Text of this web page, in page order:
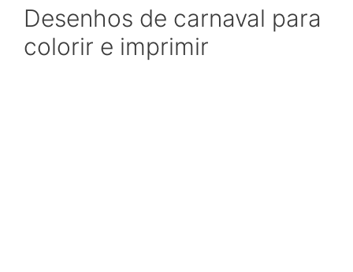
Desenhos de carnaval para
colorir e imprimir